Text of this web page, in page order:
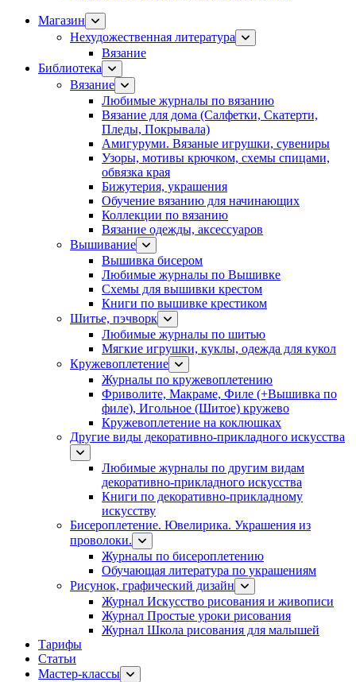
Магазин
Нехудожественная литература
Вязание
Библиотека
Вязание
Любимые журналы по вязанию
Вязание для дома (Салфетки, Скатерти,
Пледы, Покрывала)
Амигуруми. Вязаные игрушки, сувениры
Узоры, мотивы крючком, схемы спицами,
обвязка края
Бижутерия, украшения
Обучение вязанию для начинающих
Коллекции по вязанию
Вязание одежды, аксессуаров
Вышивание
Вышивка бисером
Любимые журналы по Вышивке
Схемы для вышивки крестом
Книги по вышивке крестиком
Шитье, пэчворк
Любимые журналы по шитью
Мягкие игрушки, куклы, одежда для кукол
Кружевоплетение
Журналы по кружевоплетению
Фриволите, Макраме, Филе (+Вышивка по
филе), Игольное (Шитое) кружево
Кружевоплетение на коклюшках
Другие виды декоративно-прикладного искусства
Любимые журналы по другим видам
декоративно-прикладного искусства
Книги по декоративно-прикладному
искусству
Бисероплетение. Ювелирика. Украшения из
проволоки.
Журналы по бисероплетению
Обучающая литература по украшениям
Рисунок, графический дизайн
Журнал Искусство рисования и живописи
Журнал Простые уроки рисования
Журнал Школа рисования для малышей
Тарифы
Статьи
Мастер-классы